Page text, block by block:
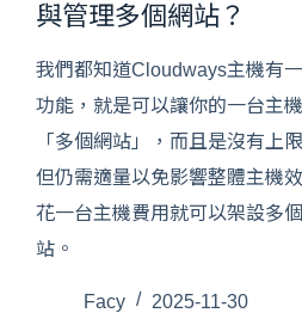
與管理多個網站？
我們都知道Cloudways主機有
功能，就是可以讓你的一台主
「多個網站」，而且是沒有上
但仍需適量以免影響整體主機
花一台主機費用就可以架設多
站。
Facy 2025-11-30